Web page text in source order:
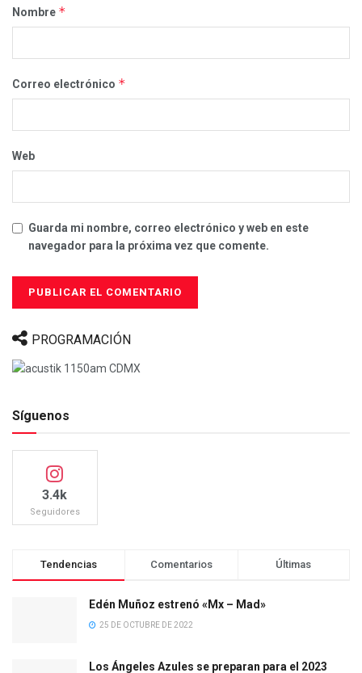
Nombre *
Correo electrónico *
Web
Guarda mi nombre, correo electrónico y web en este
navegador para la próxima vez que comente.
PROGRAMACIÓN
Síguenos
3.4k
Seguidores
Tendencias Comentarios Últimas
Edén Muñoz estrenó «Mx – Mad»
25 DE OCTUBRE DE 2022
Los Ángeles Azules se preparan para el 2023